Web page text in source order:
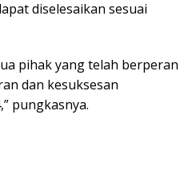
diselesaikan sesuai
pihak yang telah berperan
dan kesuksesan
pungkasnya.